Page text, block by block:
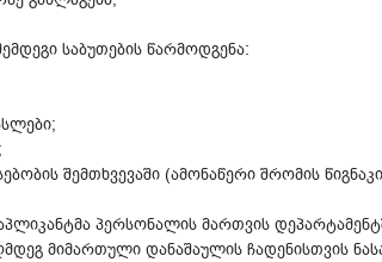
საბუთების წარმოდგენა:
შემთხვევაში (ამონაწერი შრომის
პერსონალის მართვის
მიმართული დანაშაულის ჩადენისთვის